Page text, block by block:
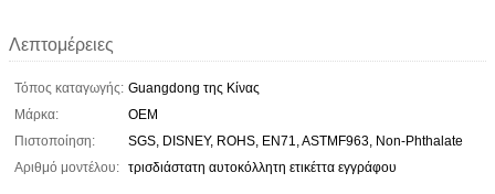
Λεπτομέρειες
Τόπος καταγωγής: Guangdong της Κίνας
Μάρκα:
OEM
Πιστοποίηση:
SGS, DISNEY, ROHS, EN71, ASTMF963, Non-Phthalate
Αριθμό μοντέλου: τρισδιάστατη αυτοκόλλητη ετικέττα εγγράφου